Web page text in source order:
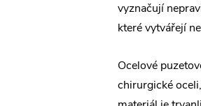
vyznačují
které vytvářejí
Ocelové
chirurgické